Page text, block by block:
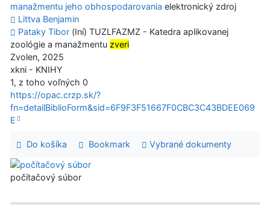
manažmentu jeho obhospodarovania elektronický zdroj
Littva Benjamin
Pataky Tibor (Iní) TUZLFAZMZ - Katedra aplikovanej
zoológie a manažmentu zveri
Zvolen, 2025
xkni - KNIHY
1, z toho voľných 0
https://opac.crzp.sk/?
fn=detailBiblioForm&sid=6F9F3F51667F0CBC3C43BDEE069
E
Do košíka Bookmark Vybrané dokumenty
počítačový súbor